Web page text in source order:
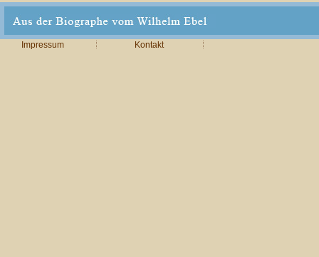
Impressum Kontakt